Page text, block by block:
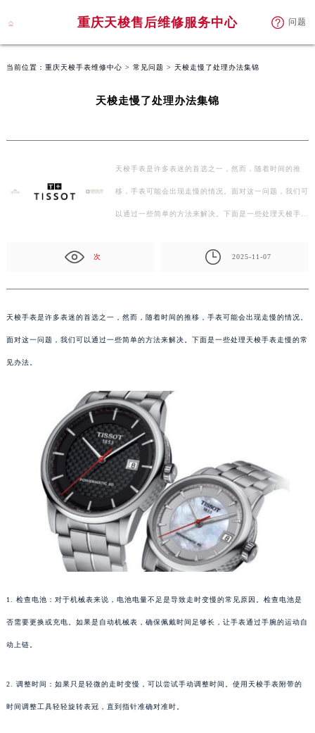
重庆天梭售后维修服务中心 问题
当前位置： 重庆天梭手表维修中心 > 常见问题 > 天梭走慢了处理办法集锦
天梭走慢了处理办法集锦
天梭手表是许多表迷的首选之一，然而，随着时间的推
移，手表可能会出现走慢的情况。面对这一问题，我们可
以通过一些简单的方法来解决。下面是一些处理天梭手表
次 2025-11-07
天梭手表是许多表迷的首选之一，然而，随着时间的推移，手表可能会出现走慢的情况。
面对这一问题，我们可以通过一些简单的方法来解决。下面是一些处理天梭手表走慢的常
见办法。
1. 检查电池：对于机械表来说，电池电量不足是导致走时变慢的常见原因。检查电池是
否需要更换或充电。如果是自动机械表，确保佩戴时间足够长，让手表通过手腕的运动自
动上链。
2. 调整时间：如果只是轻微的走时变慢，可以尝试手动调整时间。使用天梭手表附带的
时间调整工具轻轻旋转表冠，直到指针准确对准时。